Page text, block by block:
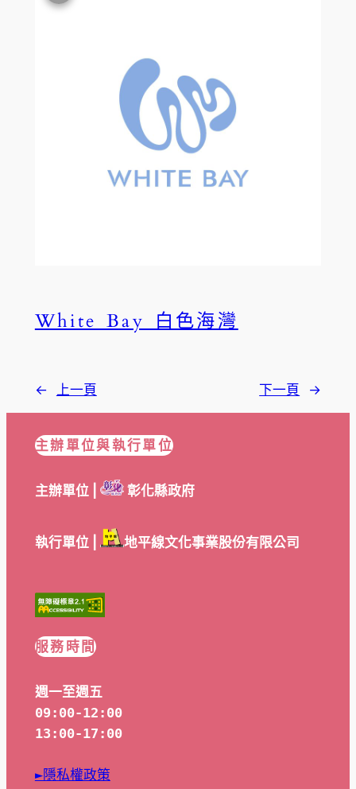
White Bay 白色海灣
← 上一頁 下一頁 →
主辦單位與執行單位
主辦單位 | 彰化縣政府
執行單位 | 地平線文化事業股份有限公司
服務時間
週一至週五
09:00-12:00
13:00-17:00
►隱私權政策